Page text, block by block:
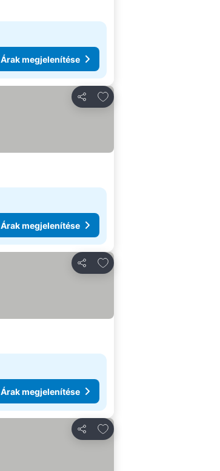
Árak megjelenítése
Megosztás
Hozzáadás a kedvencekhez
Árak megjelenítése
Megosztás
Hozzáadás a kedvencekhez
Árak megjelenítése
Megosztás
Hozzáadás a kedvencekhez